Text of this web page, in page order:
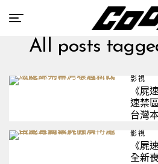
All posts
影視
《屍
速禁
台灣
影視
《屍
全新